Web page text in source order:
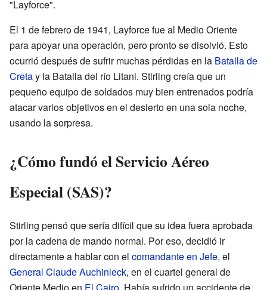
"Layforce".
El 1 de febrero de 1941, Layforce fue al Medio Oriente
para apoyar una operación, pero pronto se disolvió. Esto
ocurrió después de sufrir muchas pérdidas en la Batalla de
Cretay la Batalla del río Litani. Stirling creía que un
pequeño equipo de soldados muy bien entrenados podría
atacar varios objetivos en el desierto en una sola noche,
usando la sorpresa.
¿Cómo fundó el Servicio Aéreo
Especial (SAS)?
Stirling pensó que sería difícil que su idea fuera aprobada
por la cadena de mando normal. Por eso, decidió ir
directamente a hablar con el comandante en Jefe, el
General Claude Auchinleck, en el cuartel general de